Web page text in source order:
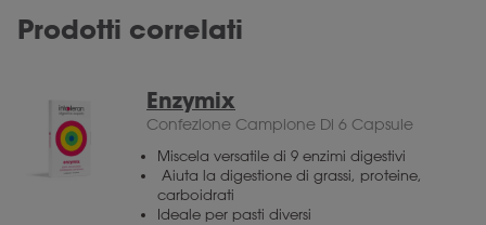
Prodotti correlati
Enzymix
Confezione Campione Di 6 Capsule
Miscela versatile di 9 enzimi digestivi
Aiuta la digestione di grassi, proteine,
carboidrati
Ideale per pasti diversi